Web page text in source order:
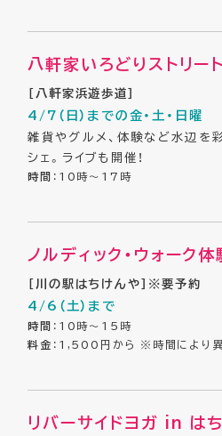
八軒家いろどりストリート
［八軒家浜遊歩道］
4/7（日）までの金・土・日曜
雑貨やグルメ、体験など水辺を
シェ。ライブも開催！
時間 ：10時～17時
ノルディック・ウォーク
［川の駅はちけんや］※要予約
4/6（土）まで
時間 ：10時～15時
料金 ：1,500円から ※時間により
リバーサイドヨガ in は